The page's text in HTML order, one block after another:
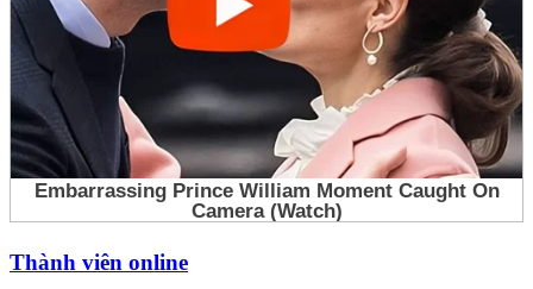
Thành viên online